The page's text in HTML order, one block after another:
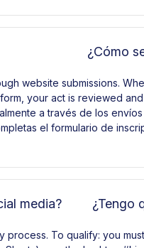
¿Cómo
website submissions.
your act is reviewed
a través de los
el formulario de
media? ¿Tengo
process. To qualify: you